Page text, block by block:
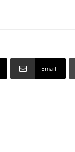
Email